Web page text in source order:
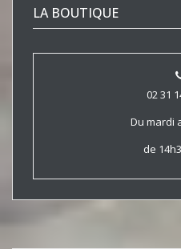
LA BOUTIQUE
02 31
Du mardi
de